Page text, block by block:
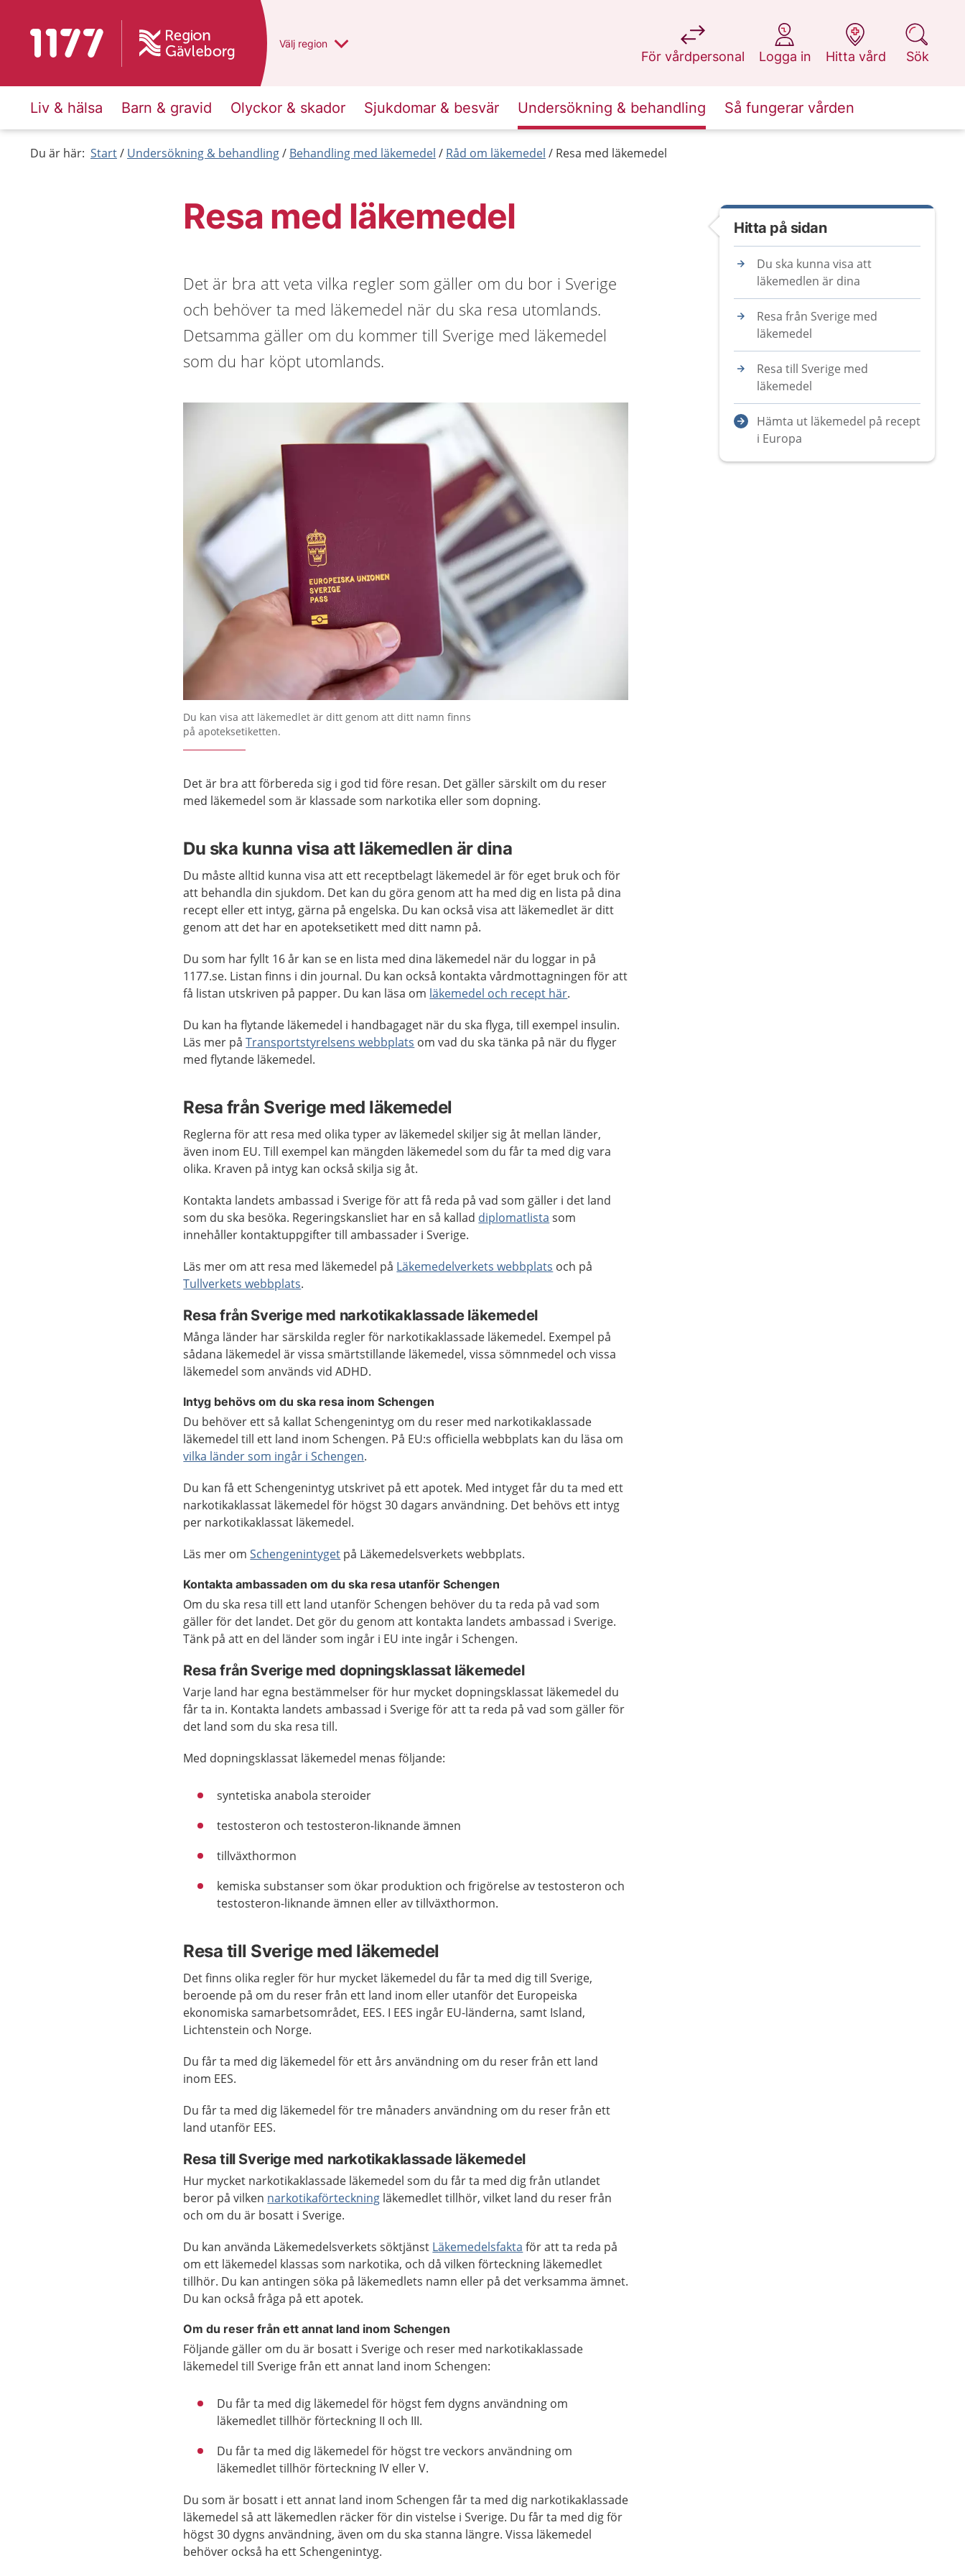
Till startsidan för 1177 Du har valt region
Välj en annan
region
För vårdpersonal
på 1177.se
Logga in
på 1177.se
Hitta vård
på 1177.se
Sök
på 1177.se
Liv & hälsa Barn & gravid Olyckor & skador Sjukdomar & besvär Undersökning & behandling Så fungerar vården
Du är här: Start Undersökning & behandling Behandling med läkemedel Råd om läkemedel Resa med läkemedel
Resa med läkemedel
Det är bra att veta vilka regler som gäller om du bor i Sverige
och behöver ta med läkemedel när du ska resa utomlands.
Detsamma gäller om du kommer till Sverige med läkemedel
som du har köpt utomlands.
Du kan visa att läkemedlet är ditt genom att ditt namn finns
på apoteksetiketten.
Det är bra att förbereda sig i god tid före resan. Det gäller särskilt om du reser
med läkemedel som är klassade som narkotika eller som dopning.
Du ska kunna visa att läkemedlen är dina
Du måste alltid kunna visa att ett receptbelagt läkemedel är för eget bruk och för
att behandla din sjukdom. Det kan du göra genom att ha med dig en lista på dina
recept eller ett intyg, gärna på engelska. Du kan också visa att läkemedlet är ditt
genom att det har en apoteksetikett med ditt namn på.
Du som har fyllt 16 år kan se en lista med dina läkemedel när du loggar in på
1177.se. Listan finns i din journal. Du kan också kontakta vårdmottagningen för att
få listan utskriven på papper. Du kan läsa om läkemedel och recept här.
Du kan ha flytande läkemedel i handbagaget när du ska flyga, till exempel insulin.
Läs mer påTransportstyrelsens webbplats om vad du ska tänka på när du flyger
med flytande läkemedel.
Resa från Sverige med läkemedel
Reglerna för att resa med olika typer av läkemedel skiljer sig åt mellan länder,
även inom EU. Till exempel kan mängden läkemedel som du får ta med dig vara
olika. Kraven på intyg kan också skilja sig åt.
Kontakta landets ambassad i Sverige för att få reda på vad som gäller i det land
som du ska besöka. Regeringskansliet har en så kallad diplomatlista som
innehåller kontaktuppgifter till ambassader i Sverige.
Läs mer om att resa med läkemedel på Läkemedelverkets webbplats och på
Tullverkets webbplats.
Resa från Sverige med narkotikaklassade läkemedel
Många länder har särskilda regler för narkotikaklassade läkemedel. Exempel på
sådana läkemedel är vissa smärtstillande läkemedel, vissa sömnmedel och vissa
läkemedel som används vid ADHD.
Intyg behövs om du ska resa inom Schengen
Du behöver ett så kallat Schengenintyg om du reser med narkotikaklassade
läkemedel till ett land inom Schengen. På EU:s officiella webbplats kan du läsa om
vilka länder som ingår i Schengen.
Du kan få ett Schengenintyg utskrivet på ett apotek. Med intyget får du ta med ett
narkotikaklassat läkemedel för högst 30 dagars användning. Det behövs ett intyg
per narkotikaklassat läkemedel.
Läs mer omSchengenintyget på Läkemedelsverkets webbplats.
Kontakta ambassaden om du ska resa utanför Schengen
Om du ska resa till ett land utanför Schengen behöver du ta reda på vad som
gäller för det landet. Det gör du genom att kontakta landets ambassad i Sverige.
Tänk på att en del länder som ingår i EU inte ingår i Schengen.
Resa från Sverige med dopningsklassat läkemedel
Varje land har egna bestämmelser för hur mycket dopningsklassat läkemedel du
får ta in. Kontakta landets ambassad i Sverige för att ta reda på vad som gäller för
det land som du ska resa till.
Med dopningsklassat läkemedel menas följande:
syntetiska anabola steroider
testosteron och testosteron-liknande ämnen
tillväxthormon
kemiska substanser som ökar produktion och frigörelse av testosteron och
testosteron-liknande ämnen eller av tillväxthormon.
Resa till Sverige med läkemedel
Det finns olika regler för hur mycket läkemedel du får ta med dig till Sverige,
beroende på om du reser från ett land inom eller utanför det Europeiska
ekonomiska samarbetsområdet, EES. I EES ingår EU-länderna, samt Island,
Lichtenstein och Norge.
Du får ta med dig läkemedel för ett års användning om du reser från ett land
inom EES.
Du får ta med dig läkemedel för tre månaders användning om du reser från ett
land utanför EES.
Resa till Sverige med narkotikaklassade läkemedel
Hur mycket narkotikaklassade läkemedel som du får ta med dig från utlandet
beror på vilken narkotikaförteckning läkemedlet tillhör, vilket land du reser från
och om du är bosatt i Sverige.
Du kan använda Läkemedelsverkets söktjänst Läkemedelsfakta för att ta reda på
om ett läkemedel klassas som narkotika, och då vilken förteckning läkemedlet
tillhör. Du kan antingen söka på läkemedlets namn eller på det verksamma ämnet.
Du kan också fråga på ett apotek.
Om du reser från ett annat land inom Schengen
Följande gäller om du är bosatt i Sverige och reser med narkotikaklassade
läkemedel till Sverige från ett annat land inom Schengen:
Du får ta med dig läkemedel för högst fem dygns användning om
läkemedlet tillhör förteckning II och III.
Du får ta med dig läkemedel för högst tre veckors användning om
läkemedlet tillhör förteckning IV eller V.
Du som är bosatt i ett annat land inom Schengen får ta med dig narkotikaklassade
läkemedel så att läkemedlen räcker för din vistelse i Sverige. Du får ta med dig för
högst 30 dygns användning, även om du ska stanna längre. Vissa läkemedel
behöver också ha ett Schengenintyg.
Hitta på sidan
Du ska kunna visa att
läkemedlen är dina
Resa från Sverige med
läkemedel
Resa till Sverige med
läkemedel
Hämta ut läkemedel på recept
i Europa